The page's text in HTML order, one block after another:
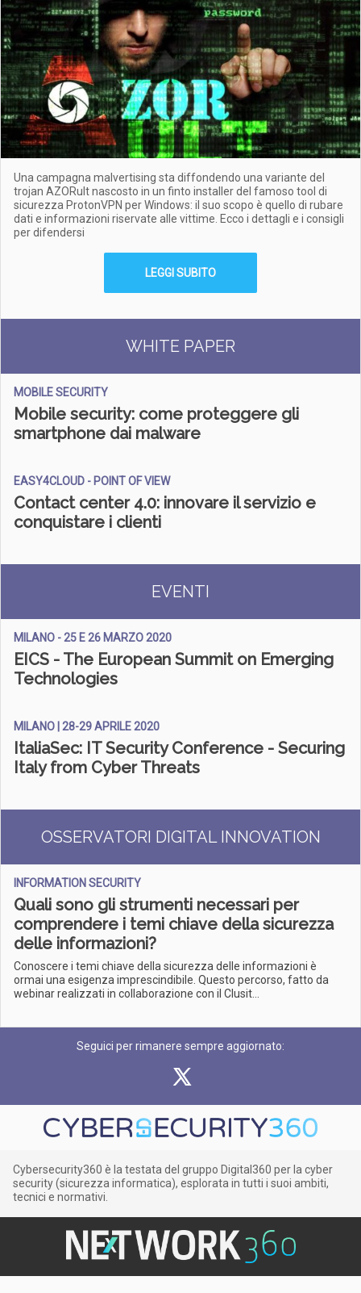
Una campagna malvertising sta diffondendo una variante del
trojan AZORult nascosto in un finto installer del famoso tool di
sicurezza ProtonVPN per Windows: il suo scopo è quello di rubare
dati e informazioni riservate alle vittime. Ecco i dettagli e i consigli
per difendersi
LEGGI SUBITO
WHITE PAPER
MOBILE SECURITY
Mobile security: come proteggere gli
smartphone dai malware
EASY4CLOUD - POINT OF VIEW
Contact center 4.0: innovare il servizio e
conquistare i clienti
EVENTI
MILANO - 25 E 26 MARZO 2020
EICS - The European Summit on Emerging
Technologies
MILANO | 28-29 APRILE 2020
ItaliaSec: IT Security Conference - Securing
Italy from Cyber Threats
OSSERVATORI DIGITAL INNOVATION
INFORMATION SECURITY
Quali sono gli strumenti necessari per
comprendere i temi chiave della sicurezza
delle informazioni?
Conoscere i temi chiave della sicurezza delle informazioni è
ormai una esigenza imprescindibile. Questo percorso, fatto da
webinar realizzati in collaborazione con il Clusit...
Seguici per rimanere sempre aggiornato:
Cybersecurity360 è la testata del gruppo Digital360 per la cyber
security (sicurezza informatica), esplorata in tutti i suoi ambiti,
tecnici e normativi.